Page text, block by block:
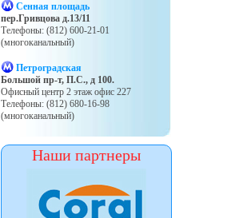
Сенная площадь
пер.Гривцова д.13/11
Телефоны: (812) 600-21-01
(многоканальный)
Петроградская
Большой пр-т, П.С., д 100.
Офисный центр 2 этаж офис 227
Телефоны: (812) 680-16-98
(многоканальный)
Наши партнеры